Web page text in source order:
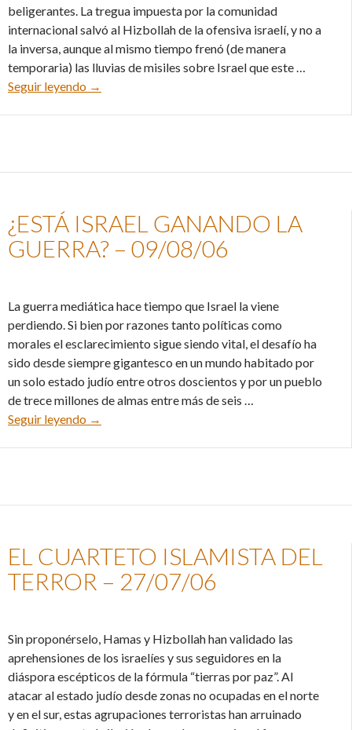
beligerantes. La tregua impuesta por la comunidad
internacional salvó al Hizbollah de la ofensiva israelí, y no a
la inversa, aunque al mismo tiempo frenó (de manera
temporaria) las lluvias de misiles sobre Israel que este …
Seguir leyendo
La guerra aún no terminó – 23/08/06
→
¿ESTÁ ISRAEL GANANDO LA
GUERRA? – 09/08/06
La guerra mediática hace tiempo que Israel la viene
perdiendo. Si bien por razones tanto políticas como
morales el esclarecimiento sigue siendo vital, el desafío ha
sido desde siempre gigantesco en un mundo habitado por
un solo estado judío entre otros doscientos y por un pueblo
de trece millones de almas entre más de seis …
Seguir leyendo
¿Está Israel ganando la guerra? – 09/08/06
→
EL CUARTETO ISLAMISTA DEL
TERROR – 27/07/06
Sin proponérselo, Hamas y Hizbollah han validado las
aprehensiones de los israelíes y sus seguidores en la
diáspora escépticos de la fórmula “tierras por paz”. Al
atacar al estado judío desde zonas no ocupadas en el norte
y en el sur, estas agrupaciones terroristas han arruinado